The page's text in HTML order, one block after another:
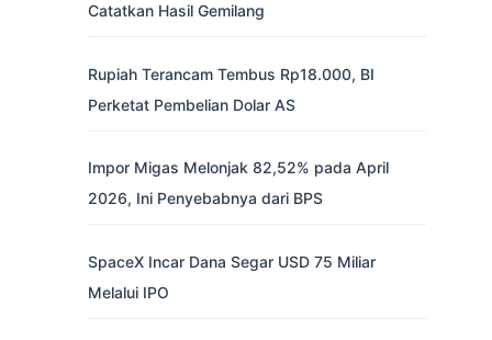
Catatkan Hasil Gemilang
Rupiah Terancam Tembus Rp18.000, BI
Perketat Pembelian Dolar AS
Impor Migas Melonjak 82,52% pada April
2026, Ini Penyebabnya dari BPS
SpaceX Incar Dana Segar USD 75 Miliar
Melalui IPO